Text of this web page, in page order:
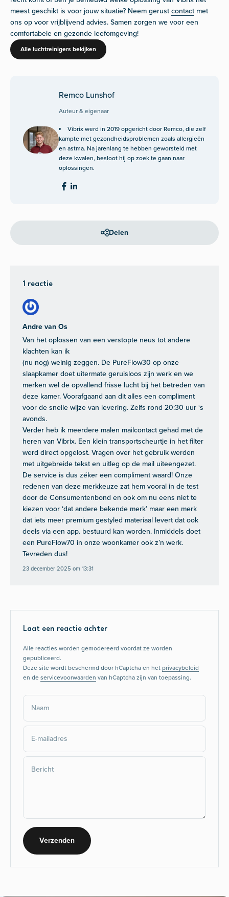
meest geschikt is voor jouw situatie? Neem gerustcontact met
ons op voor vrijblijvend advies. Samen zorgen we voor een
comfortabele en gezonde leefomgeving!
Alle luchtreinigers bekijken
Remco Lunshof
Auteur & eigenaar
Vibrix werd in 2019 opgericht door Remco, die zelf
kampte met gezondheidsproblemen zoals allergieën
en astma. Na jarenlang te hebben geworsteld met
deze kwalen, besloot hij op zoek te gaan naar
oplossingen.
Delen
1 reactie
Andre van Os
Van het oplossen van een verstopte neus tot andere
klachten kan ik
(nu nog) weinig zeggen. De PureFlow30 op onze
slaapkamer doet uitermate geruisloos zijn werk en we
merken wel de opvallend frisse lucht bij het betreden van
deze kamer. Voorafgaand aan dit alles een compliment
voor de snelle wijze van levering. Zelfs rond 20:30 uur ‘s
avonds.
Verder heb ik meerdere malen mailcontact gehad met de
heren van Vibrix. Een klein transportscheurtje in het filter
werd direct opgelost. Vragen over het gebruik werden
met uitgebreide tekst en uitleg op de mail uiteengezet.
De service is dus zéker een compliment waard! Onze
redenen van deze merkkeuze zat hem vooral in de test
door de Consumentenbond en ook om nu eens niet te
kiezen voor ‘dat andere bekende merk’ maar een merk
dat iets meer premium gestyled materiaal levert dat ook
deels via een app. bestuurd kan worden. Inmiddels doet
een PureFlow70 in onze woonkamer ook z’n werk.
Tevreden dus!
23 december 2025 om 13:31
Laat een reactie achter
Alle reacties worden gemodereerd voordat ze worden
gepubliceerd.
Deze site wordt beschermd door hCaptcha en hetprivacybeleid
en deservicevoorwaarden van hCaptcha zijn van toepassing.
Naam
E-mailadres
Bericht
Verzenden